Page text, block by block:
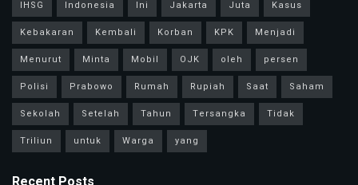
IHSG
Indonesia Ini Jakarta Juta
Kasus
Kebakaran
Kembali Korban KPK
Menjadi
Menurut
Minta Mobil OJK oleh
persen
Polisi
Prabowo Rumah Rupiah Saat
Saham
Sekolah
Setelah Tahun Tersangka
Tidak
Triliun
untuk Warga yang